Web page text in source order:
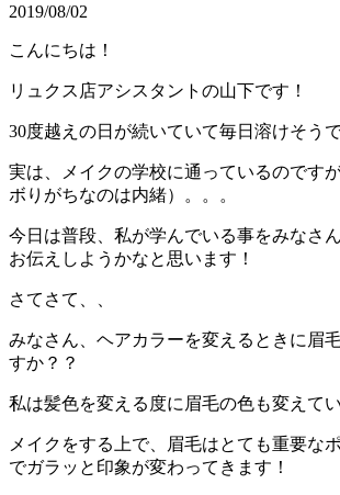
2019/08/02
こんにちは！
リュクス店アシスタントの山下です！
30度越えの日が続いていて毎日溶けそう
実は、メイクの学校に通っているのです
ボりがちなのは内緒）。。。
今日は普段、私が学んでいる事をみなさ
お伝えしようかなと思います！
さてさて、、
みなさん、ヘアカラーを変えるときに眉
すか？？
私は髪色を変える度に眉毛の色も変えて
メイクをする上で、眉毛はとても重要な
でガラッと印象が変わってきます！